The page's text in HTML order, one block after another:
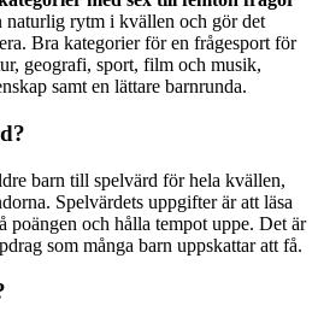
naturlig rytm i kvällen och gör det
Bra kategorier för en frågesport för
geografi, sport, film och musik,
samt en lättare barnrunda.
barn till spelvärd för hela kvällen,
Spelvärdets uppgifter är att läsa
och hålla tempot uppe. Det är
som många barn uppskattar att få.